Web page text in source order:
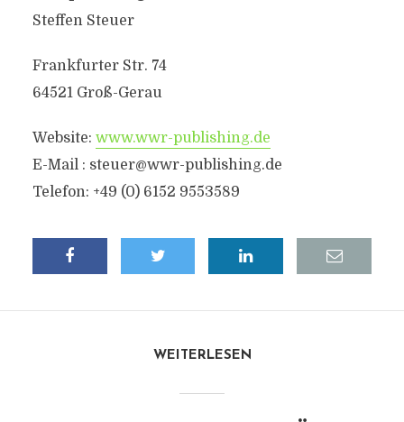
Steffen Steuer
Frankfurter Str. 74
64521 Groß-Gerau
Website: www.wwr-publishing.de
E-Mail : steuer@wwr-publishing.de
Telefon: +49 (0) 6152 9553589
WEITERLESEN